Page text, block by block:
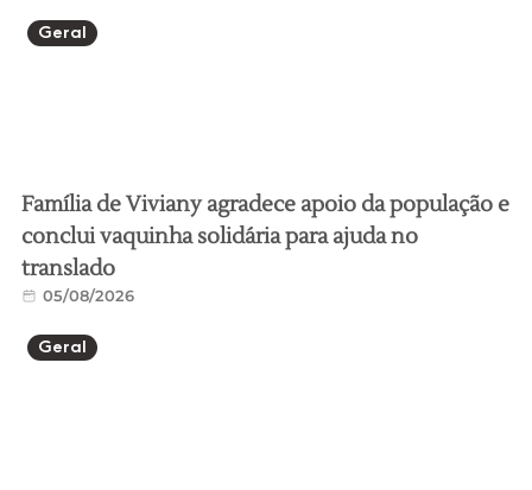
Geral
Família de Viviany agradece apoio da população e
conclui vaquinha solidária para ajuda no
translado
05/08/2026
Geral